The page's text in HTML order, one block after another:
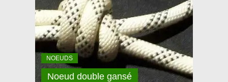
NOEUDS
Noeud double gansé